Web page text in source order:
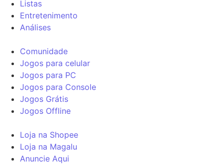
Listas
Entretenimento
Análises
Comunidade
Jogos para celular
Jogos para PC
Jogos para Console
Jogos Grátis
Jogos Offline
Loja na Shopee
Loja na Magalu
Anuncie Aqui